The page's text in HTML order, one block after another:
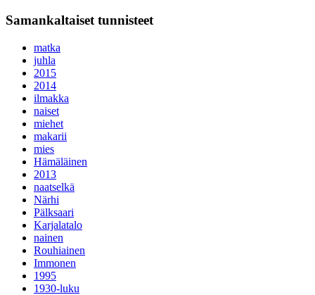
Samankaltaiset tunnisteet
matka
juhla
2015
2014
ilmakka
naiset
miehet
makarii
mies
Hämäläinen
2013
naatselkä
Närhi
Pälksaari
Karjalatalo
nainen
Rouhiainen
Immonen
1995
1930-luku